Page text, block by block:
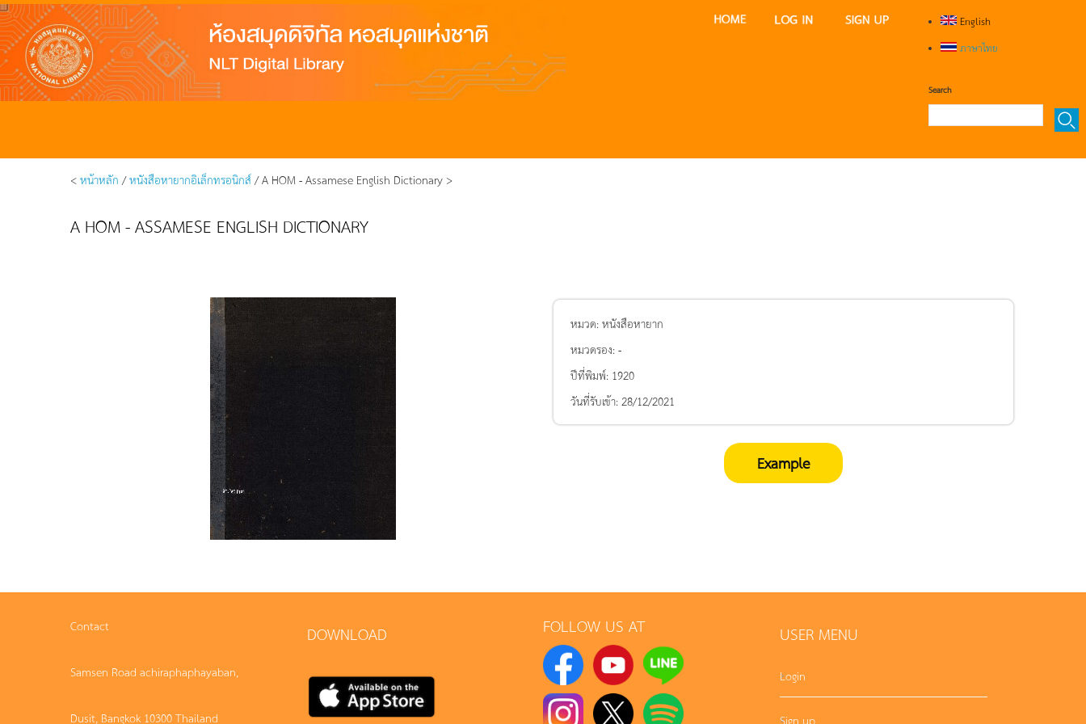
English
ภาษาไทย
Search
<หน้าหลัก /หนังสือหายากอิเล็กทรอนิกส์/ A HOM - Assamese English Dictionary >
A HOM - ASSAMESE ENGLISH DICTIONARY
หมวด:หนังสือหายาก
หมวดรอง:-
ปีที่พิมพ์: 1920
วันที่รับเข้า:28/12/2021
Example
Contact
Samsen Road achiraphaphayaban,
Dusit, Bangkok 10300 Thailand
DOWNLOAD FOLLOW US AT USER MENU
Login
Sign up